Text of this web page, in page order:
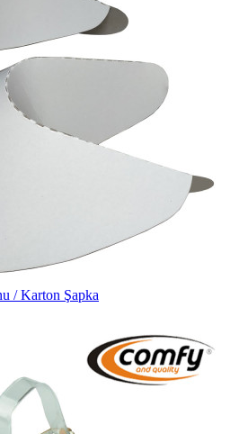
/ Karton Şapka